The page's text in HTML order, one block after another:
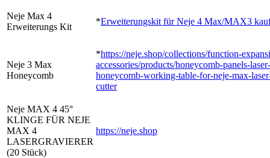
Neje Max 4
Erweiterungs Kit
*Erweiterungskit für Neje 4 Max/MAX3
Neje 3 Max
Honeycomb
*https://neje.shop/collections/function-
accessories/products/honeycomb-panels-
honeycomb-working-table-for-neje-max-
cutter
Neje MAX 4 45°
KLINGE FÜR NEJE
MAX 4
LASERGRAVIERER
(20 Stück)
https://neje.shop